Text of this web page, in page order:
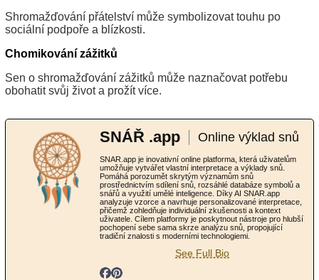
Shromažďování přátelství může symbolizovat touhu po
sociální podpoře a blízkosti.
Chomikování zážitků
Sen o shromažďování zážitků může naznačovat potřebu
obohatit svůj život a prožít více.
SNÁŘ .app Online výklad snů
SNAR.app je inovativní online platforma, která uživatelům
umožňuje vytvářet vlastní interpretace a výklady snů.
Pomáhá porozumět skrytým významům snů
prostřednictvím sdílení snů, rozsáhlé databáze symbolů a
snářů a využití umělé inteligence. Díky AI SNAR.app
analyzuje vzorce a navrhuje personalizované interpretace,
přičemž zohledňuje individuální zkušenosti a kontext
uživatele. Cílem platformy je poskytnout nástroje pro hlubší
pochopení sebe sama skrze analýzu snů, propojující
tradiční znalosti s moderními technologiemi.
See Full Bio